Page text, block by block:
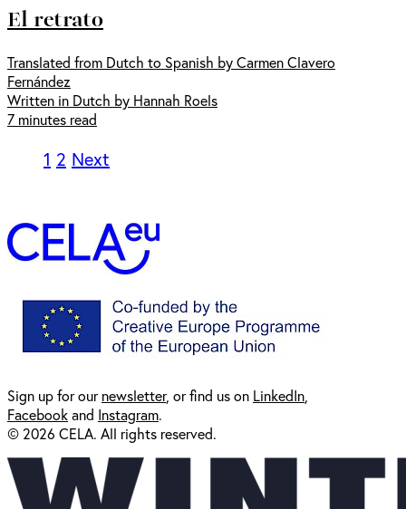
El retrato
Translated from Dutch to Spanish by Carmen Clavero
Fernández
Written in Dutch by Hannah Roels
7 minutes read
1 2 Next
Sign up for ournewsletter, or find us on LinkedIn
Facebookand Instagram.
© 2026 CELA. All rights reserved.